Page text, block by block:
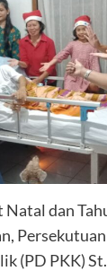
Natal dan
(PD PKK)